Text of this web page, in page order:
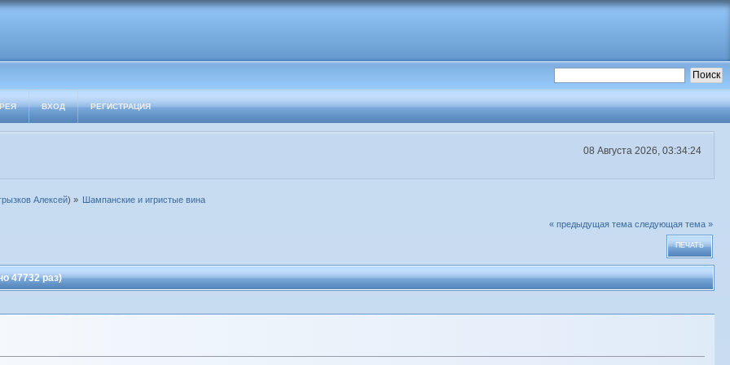
ВХОД РЕГИСТРАЦИЯ
08 Августа 2026, 03:34:24
Алексей) » Шампанские и игристые вина
« предыдущая тема следующая тема »
ПЕЧАТЬ
47732 раз)